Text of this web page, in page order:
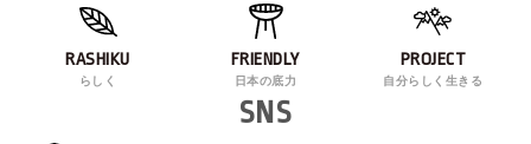
RASHIKU
らしく
FRIENDLY
日本の底力
PROJECT
自分らしく生きる
SNS